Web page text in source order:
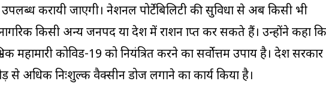
करायी जाएगी। नेशनल पोर्टेबिलिटी की सुविधा से अब किसी भी
किसी अन्य जनपद या प्रदेश में राशन प्राप्त कर सकते हैं। उन्होंने कहा कि
महामारी कोविड-19 को नियंत्रित करने का सर्वोत्तम उपाय है। प्रदेश सरकार
अधिक निःशुल्क वैक्सीन डोज लगाने का कार्य किया है।